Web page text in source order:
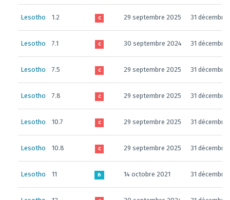
Lesotho 1.2 C 29 septembre 2025 31 décembre
Lesotho 7.1 C 30 septembre 2024 31 décembre
Lesotho 7.5 C 29 septembre 2025 31 décembre
Lesotho 7.8 C 29 septembre 2025 31 décembre
Lesotho 10.7 C 29 septembre 2025 31 décembre
Lesotho 10.8 C 29 septembre 2025 31 décembre
Lesotho 11 B 14 octobre 2021 31 décembre